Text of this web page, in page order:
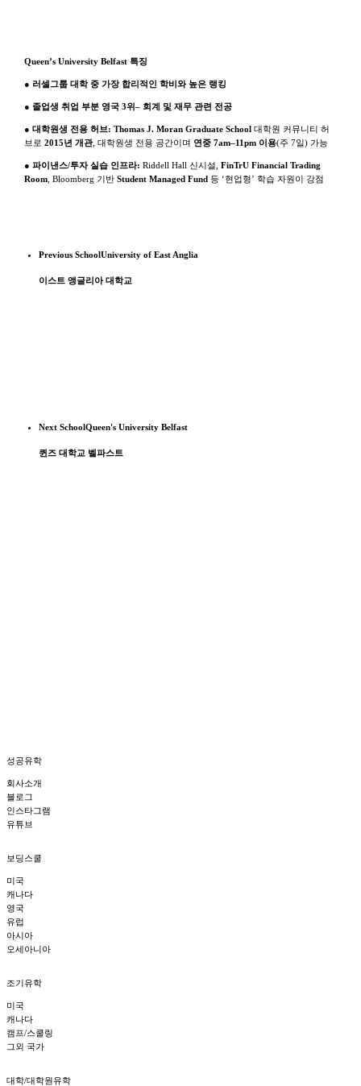
Queen’s University Belfast 특징
● 러셀그룹 대학 중 가장 합리적인 학비와 높은 랭킹
●졸업생 취업 부분 영국 3위– 회계 및 재무 관련 전공
●대학원생 전용 허브: Thomas J. Moran Graduate School대학원 커뮤니티 허
브로2015년 개관, 대학원생 전용 공간이며 연중 7am–11pm 이용(주 7일) 가능
●파이낸스/투자 실습 인프라: Riddell Hall 신시설,FinTrU Financial Trading
Room , Bloomberg 기반Student Managed Fund 등 ‘현업형’ 학습 자원이 강점
Previous SchoolUniversity of East Anglia
이스트 앵글리아 대학교
Next SchoolQueen's University Belfast
퀸즈 대학교 벨파스트
성공유학
회사소개
블로그
인스타그램
유튜브
보딩스쿨
미국
캐나다
영국
유럽
아시아
오세아니아
조기유학
미국
캐나다
캠프/스쿨링
그외 국가
대학/대학원유학